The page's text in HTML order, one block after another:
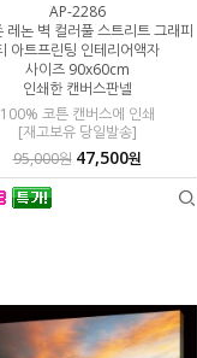
AP-2286
레논 벽 컬러풀 스트리트 그래피
아트프린팅 인테리어액자
사이즈 90x60cm
인쇄한 캔버스판넬
100% 코튼 캔버스에 인쇄
[재고보유 당일발송]
95,000원 47,500원